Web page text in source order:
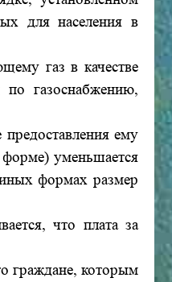
для населения в
газ в качестве
по газоснабжению,
ему
уменьшается
формах размер
что плата за
граждане, которым